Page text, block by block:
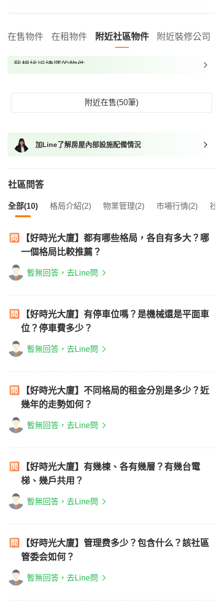
在售物件 在租物件 附近社區物件 附近裝修公司
我想找近捷運的物件
我想找配備瓦斯爐的物件
我想找具垃圾處理的物件
我想找近捷運的物件
附近在售(50筆)
加Line了解房屋內部設施配備情況
社區問答
全部(10) 格局介紹(2) 物業管理(2) 市場行情(2) 社
【好時光大廈】都有哪些格局，各自有多大？哪
一個格局比較推薦？
暫無回答，去Line問
【好時光大廈】有停車位嗎？是機械還是平面車
位？停車費多少？
暫無回答，去Line問
【好時光大廈】不同格局的租金分別是多少？近
幾年的走勢如何？
暫無回答，去Line問
【好時光大廈】有幾棟、各有幾層？有幾台電
梯、幾戶共用？
暫無回答，去Line問
【好時光大廈】管理费多少？包含什么？該社區
管委会如何？
暫無回答，去Line問